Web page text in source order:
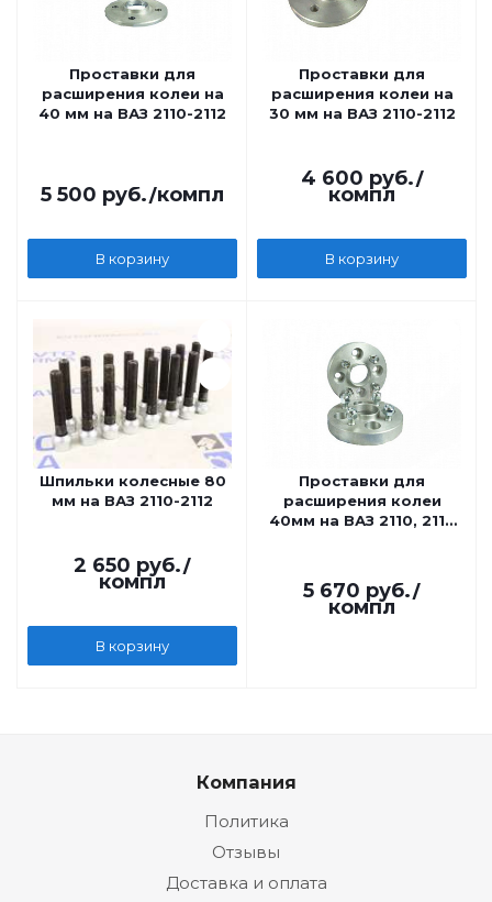
Проставки для
расширения колеи на
40 мм на ВАЗ 2110-2112
5 500 руб./компл
В корзину
Проставки для
расширения колеи на
30 мм на ВАЗ 2110-2112
4 600 руб./
компл
В корзину
Шпильки колесные 80
мм на ВАЗ 2110-2112
2 650 руб./
компл
В корзину
Проставки для
расширения колеи
40мм на ВАЗ 2110, 2111,
5 670 руб./
компл
Компания
Политика
Отзывы
Доставка и оплата